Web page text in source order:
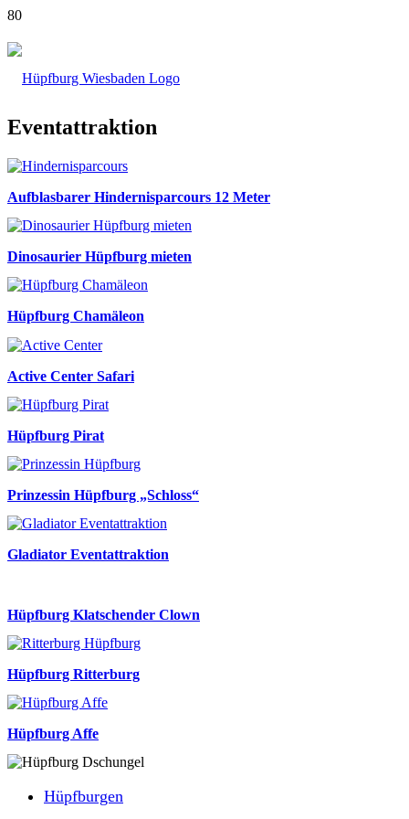
Eventattraktion
Aufblasbarer Hindernisparcours 12 Meter
Dinosaurier Hüpfburg mieten
Hüpfburg Chamäleon
Active Center Safari
Hüpfburg Pirat
Prinzessin Hüpfburg „Schloss“
Gladiator Eventattraktion
Hüpfburg Klatschender Clown
Hüpfburg Ritterburg
Hüpfburg Affe
Hüpfburgen